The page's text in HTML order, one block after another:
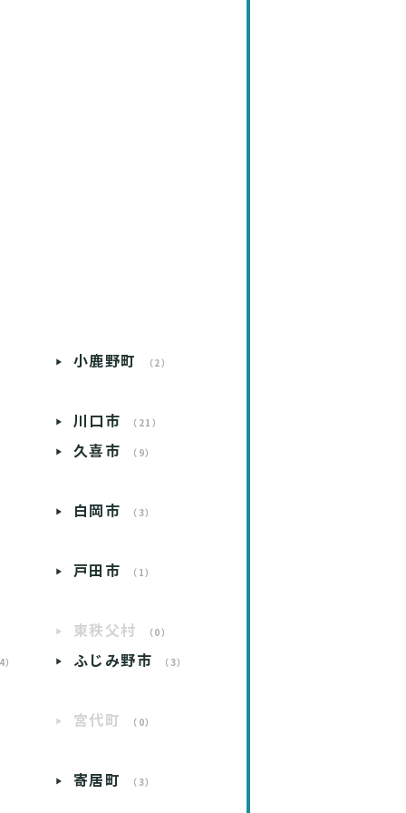
小鹿野町 （2）
川口市 （21）
久喜市 （9）
白岡市 （3）
戸田市 （1）
東秩父村 （0）
） ふじみ野市 （3）
宮代町 （0）
寄居町 （3）